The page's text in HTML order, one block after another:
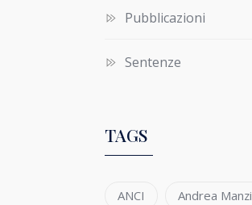
Pubblicazioni
Sentenze
TAGS
ANCI
Andrea Manzi